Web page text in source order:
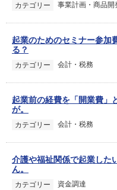
カテゴリー 事業計画・商品開
起業のためのセミナー参加
る？
カテゴリー 会計・税務
起業前の経費を「開業費」
が。
カテゴリー 会計・税務
介護や福祉関係で起業した
ん。
カテゴリー 資金調達